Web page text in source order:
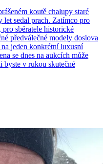
koutě chalupy staré
let sedal prach. Zatímco pro
sběratele historické
předválečné modely doslova
jeden konkrétní luxusní
se dnes na aukcích může
byste v rukou skutečné